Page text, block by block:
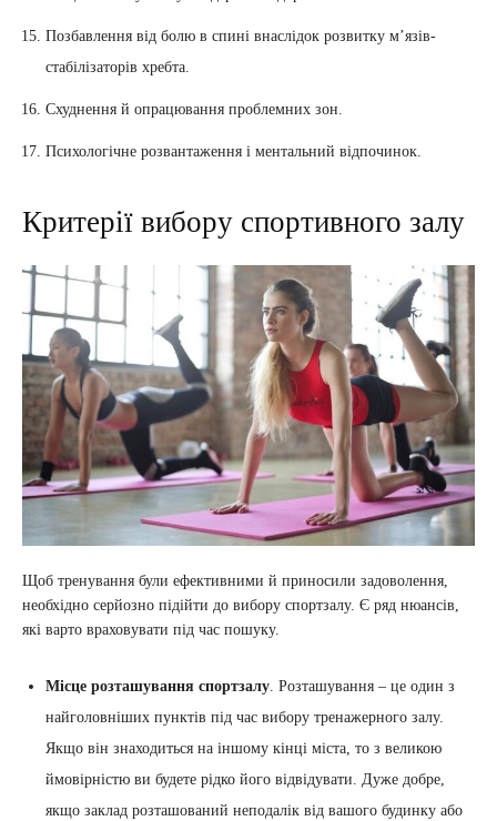
Позбавлення від болю в спині внаслідок розвитку м’язів-
стабілізаторів хребта.
Схуднення й опрацювання проблемних зон.
Психологічне розвантаження і ментальний відпочинок.
Критерії вибору спортивного залу
Щоб тренування були ефективними й приносили задоволення,
необхідно серйозно підійти до вибору спортзалу. Є ряд нюансів,
які варто враховувати під час пошуку.
Місце розташування спортзалу. Розташування – це один з
найголовніших пунктів під час вибору тренажерного залу.
Якщо він знаходиться на іншому кінці міста, то з великою
ймовірністю ви будете рідко його відвідувати. Дуже добре,
якщо заклад розташований неподалік від вашого будинку або